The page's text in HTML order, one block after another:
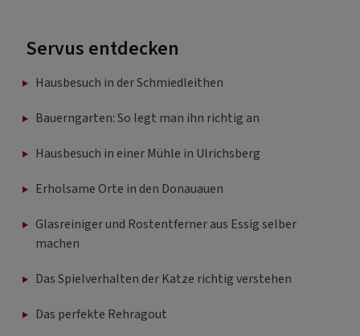
Servus entdecken
Hausbesuch in der Schmiedleithen
Bauerngarten: So legt man ihn richtig an
Hausbesuch in einer Mühle in Ulrichsberg
Erholsame Orte in den Donauauen
Glasreiniger und Rostentferner aus Essig selber
machen
Das Spielverhalten der Katze richtig verstehen
Das perfekte Rehragout